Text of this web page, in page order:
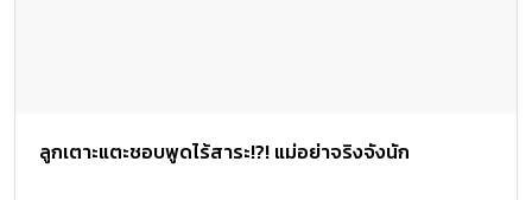
ลูกเตาะแตะชอบพูดไร้สาระ!?! แม่อย่าจริงจังนัก